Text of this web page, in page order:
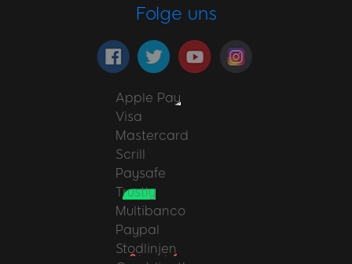
Folge uns
Apple Pay
Visa
Mastercard
Scrill
Paysafe
Trustly
Multibanco
Paypal
Stodlinjen